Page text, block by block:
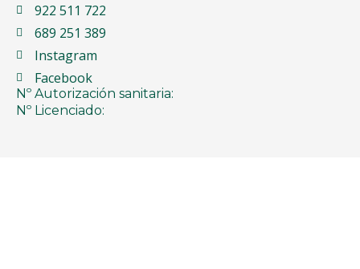
922 511 722
689 251 389
Instagram
Facebook
Nº Autorización sanitaria:
Nº Licenciado: